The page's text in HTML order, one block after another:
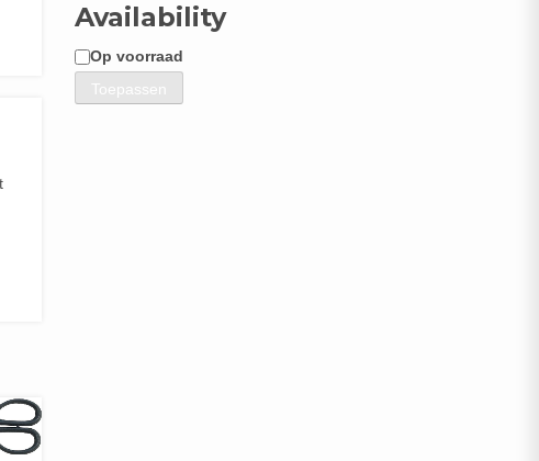
Availability
Beschikbaarheid
Op voorraad
Toepassen